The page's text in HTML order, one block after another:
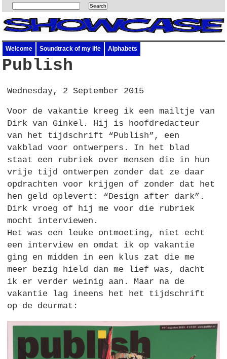
Welcome Soundtrack of my life Alphabets
Publish
Wednesday, 2 September 2015
Voor de vakantie kreeg ik een mailtje van
Dirk van Ginkel. Hij is hoofdredacteur
van het tijdschrift “Publish”, een
vakblad voor ontwerpers. In het blad
staat een rubriek over mensen die in hun
vrije tijd ontwerpen zonder dat ze daar
opdrachten voor krijgen of zonder dat het
hen geld oplevert: “Design after dark”.
Dirk vroeg of hij me voor die rubriek
mocht interviewen.
Het was een leuke ontmoeting, niet echt
een interview en omdat ik op vakantie
ging en midden in een klus zat die me
meer bezig hield dan me lief was, dacht
ik er verder weinig aan. Maar na de
vakantie lag ineens het het tijdschrift
op de deurmat: